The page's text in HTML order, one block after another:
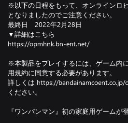
※以下の日程をもって、オンラインロ
となりましたのでご注意ください。
最終日 2022年2月28日
▼詳細はこちら
https://opmhnk.bn-ent.net/
※本製品をプレイするには、ゲーム内
用規約に同意する必要があります。
詳しくは https://
ください。
『ワンパンマン』初の家庭用ゲームが